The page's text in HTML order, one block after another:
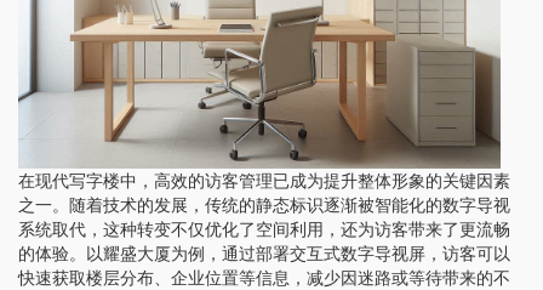
在现代写字楼中，高效的访客管理已成为提升整体形象的关键因素
之一。随着技术的发展，传统的静态标识逐渐被智能化的数字导视
系统取代，这种转变不仅优化了空间利用，还为访客带来了更流畅
的体验。以耀盛大厦为例，通过部署交互式数字导视屏，访客可以
快速获取楼层分布、企业位置等信息，减少因迷路或等待带来的不